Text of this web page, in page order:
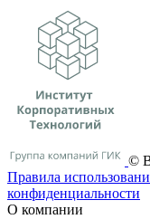
©
Правила
конфиденциальности
О компании